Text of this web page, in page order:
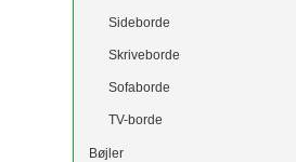
Sideborde
Skriveborde
Sofaborde
TV-borde
Bøjler